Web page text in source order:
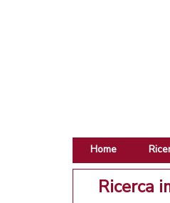
Home
Ricerca